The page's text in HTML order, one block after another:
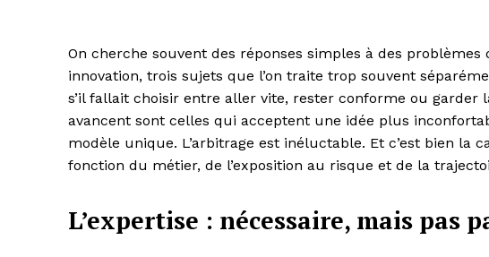
On cherche souvent des réponses simples à des
innovation, trois sujets que l’on traite trop souvent
s’il fallait choisir entre aller vite, rester conforme ou garder
avancent sont celles qui acceptent une idée plus
modèle unique. L’arbitrage est inéluctable. Et c’est bien la
fonction du métier, de l’exposition au risque et de la
L’expertise : nécessaire, mais pas